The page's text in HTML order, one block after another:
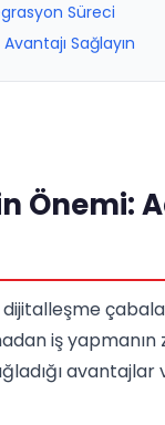
Süreci
Sağlayın
Önemi:
iş yapmanın